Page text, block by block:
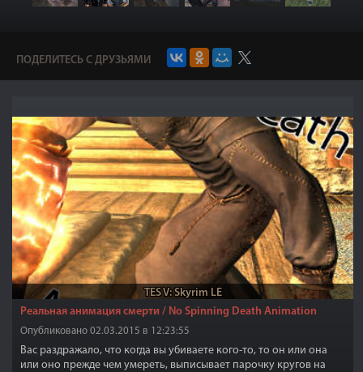
ПОДЕЛИТЕСЬ С ДРУЗЬЯМИ
TES V: Skyrim LE
Реальная анимация смерти / No Spinning Death Animation
Опубликовано 02.03.2015 в 12:23:55
Вас раздражало, что когда вы убиваете кого-то, то он или она
или оно прежде чем умереть, выписывает парочку кругов на